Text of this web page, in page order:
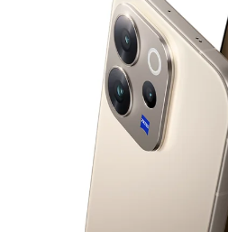
Azerbaijan(az) |